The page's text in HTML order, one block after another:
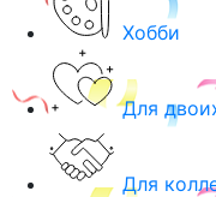
Хобби
Для
Для